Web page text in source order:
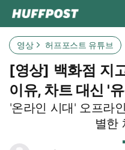
영상 허프포스트 유튜브
[영상] 백화점 지
이유, 차트 대신 '
'온라인 시대' 오프라
별한